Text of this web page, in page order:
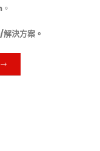
。
決方案。